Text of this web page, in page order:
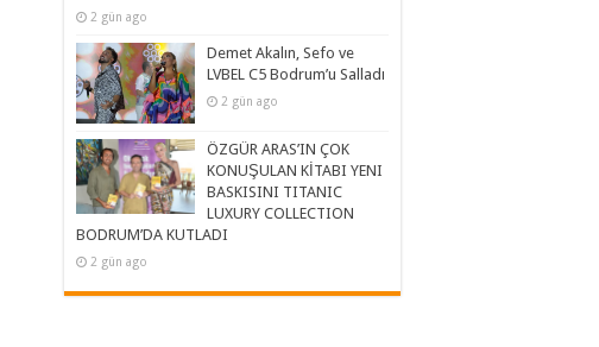
2 gün ago
Demet Akalın, Sefo ve
LVBEL C5 Bodrum’u Salladı
2 gün ago
ÖZGÜR ARAS’IN ÇOK
KONUŞULAN KİTABI YENI
BASKISINI TITANIC
LUXURY COLLECTION
BODRUM’DA KUTLADI
2 gün ago